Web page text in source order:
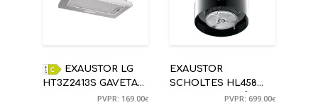
HT3Z2413S GAVETA
INOX 600M3/H C
PVPR: 169.00€
EXAUSTOR
SCHOLTES HL458
ILHA SUSPENSÃO
PVPR: 699.00€